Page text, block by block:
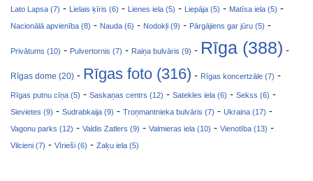
Lato Lapsa (7) - Lielais ķīris (6) - Lienes iela (5) - Liepāja (5) - Matīsa iela (5) -
Nacionālā apvienība (8) - Nauda (6) - Nodokļi (9) - Pārgājiens gar jūru (5) -
Privātums (10) - Pulvertornis (7) - Raiņa bulvāris (9) - Rīga (388) -
Rīgas dome (20) - Rīgas foto (316) - Rīgas koncertzāle (7) -
Rīgas putnu cīņa (5) - Saskaņas centrs (12) - Satekles iela (6) - Sekss (6) -
Sievietes (9) - Sudrabkaija (9) - Troņmantnieka bulvāris (7) - Ukraina (17) -
Vagonu parks (12) - Valdis Zatlers (9) - Valmieras iela (10) - Vienotība (13) -
Vilcieni (7) - Vīrieši (6) - Zaķu iela (5)